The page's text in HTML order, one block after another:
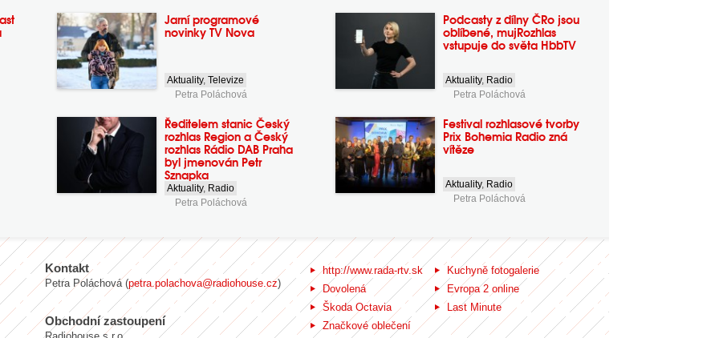
Jarní programové
novinky TV Nova
Aktuality,Televize
Petra Poláchová
Podcasty z dílny ČRo jsou
oblíbené, mujRozhlas
vstupuje do světa HbbTV
Aktuality, Radio
Petra Poláchová
Ředitelem stanic Český
rozhlas Region a Český
rozhlas Rádio DAB Praha
byl jmenován Petr
Sznapka
Aktuality, Radio
Petra Poláchová
Festival rozhlasové tvorby
Prix Bohemia Radio zná
vítěze
Aktuality, Radio
Petra Poláchová
Kontakt
Petra Poláchová (petra.polachova@radiohouse.cz)
Obchodní zastoupení
http://www.rada-rtv.sk
Kuchyně fotogalerie
Dovolená
Evropa 2 online
Škoda Octavia
Last Minute
Značkové oblečení